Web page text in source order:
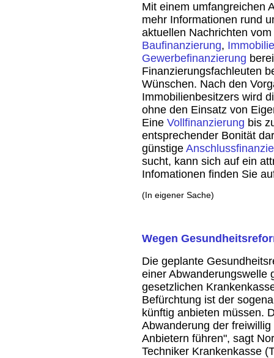
Mit einem umfangreichen
mehr Informationen rund
aktuellen Nachrichten
Baufinanzierung,
Gewerbefinanzierung
Finanzierungsfachleuten
Wünschen. Nach den
Immobilienbesitzers wird
ohne den Einsatz von
Eine Vollfinanzierung bis
entsprechender Bonität
günstige
sucht, kann sich auf ein
Infomationen finden Sie
(In eigener Sache)
Wegen
Die geplante
einer Abwanderungswelle
gesetzlichen
Befürchtung ist der
künftig anbieten müssen.
Abwanderung der
Anbietern führen", sagt
Techniker Krankenkasse